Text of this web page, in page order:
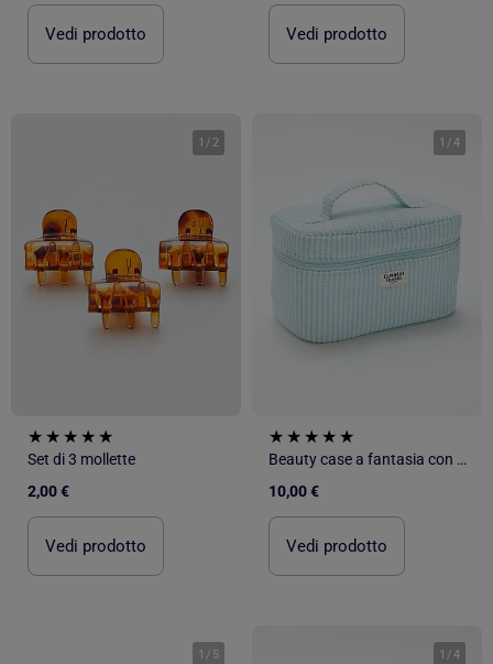
Vedi prodotto Vedi prodotto
1 / 2
Set di 3 mollette
2,00 €
Vedi prodotto
1 /4
Beauty case a fantasia con manico
10,00 €
Vedi prodotto
1 / 5 1 /4